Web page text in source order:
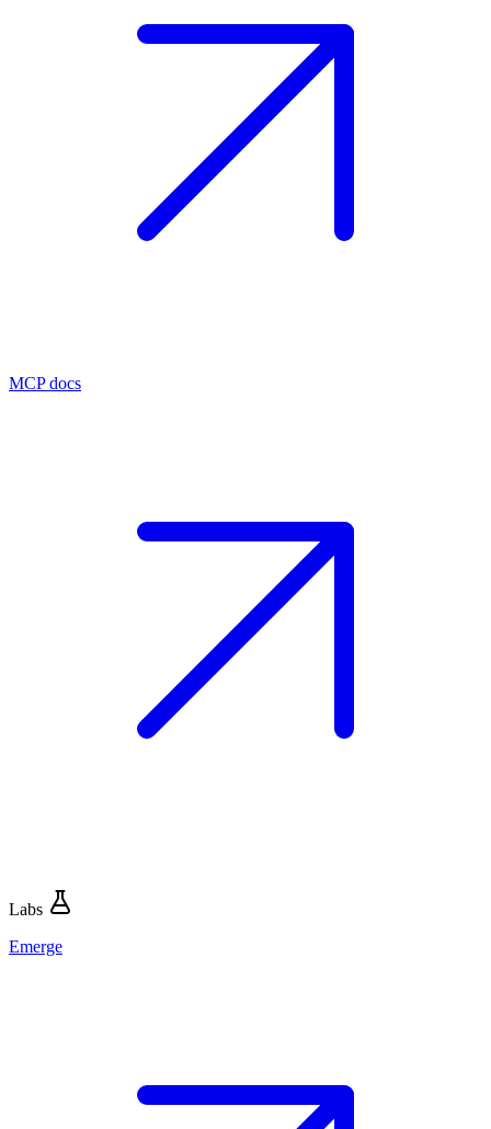
MCP docs
Labs
Emerge